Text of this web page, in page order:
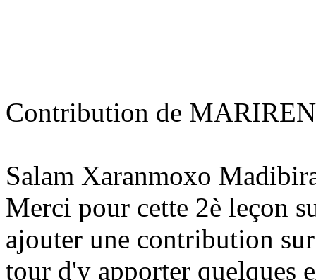
Contribution de
Salam Xaranmoxo
Merci pour cette 2è leçon
ajouter une contribution
tour d'y apporter quelques